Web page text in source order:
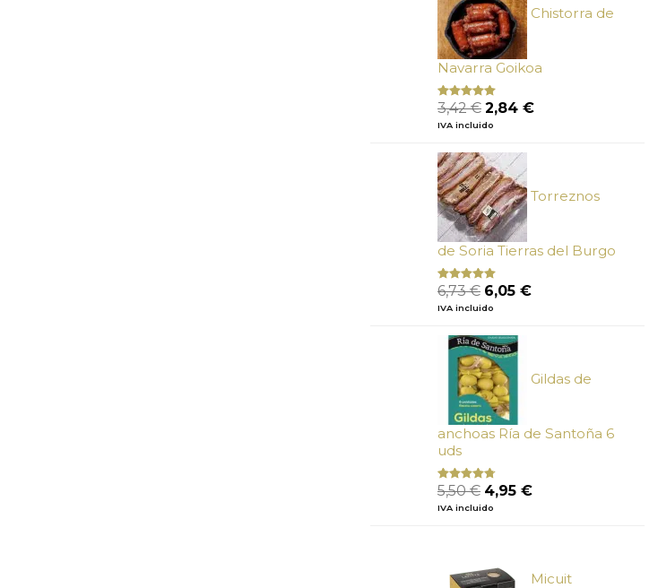
Chistorra de
Navarra Goikoa
Valorado
con
de 5
3,42€ El
precio
era:
3,42 €.
2,84 €El
IVA incluido
Torreznos
de Soria Tierras del Burgo
Valorado
con
de
5
6,73€ El
precio
era:
6,73 €.
6,05 €El
IVA incluido
Gildas de
anchoas Ría de Santoña 6
uds
Valorado
con
de 5
5,50€ El
precio
4,95 €El
IVA incluido
Micuit